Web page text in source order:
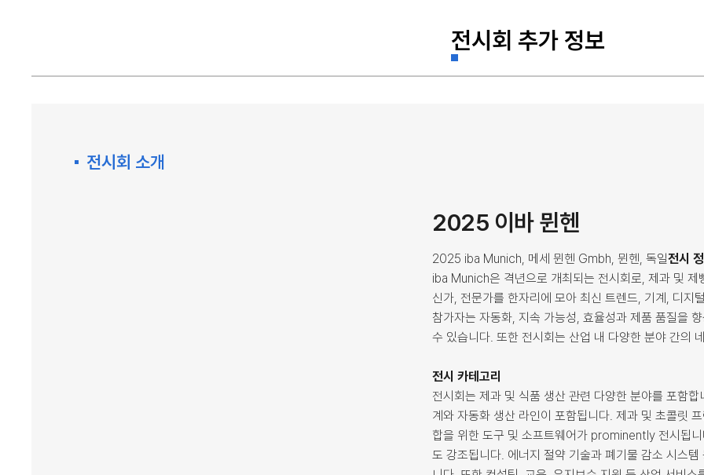
전시회 추가 정보
전시회 소개
2025 이바 뮌헨
2025 iba Munich, 메세 뮌헨 Gmbh, 뮌헨, 독일전시
iba Munich은 격년으로 개최되는 전시회로, 제과 및
신가, 전문가를 한자리에 모아 최신 트렌드, 기계, 디지
참가자는 자동화, 지속 가능성, 효율성과 제품 품질을
수 있습니다. 또한 전시회는 산업 내 다양한 분야 간의
전시 카테고리
전시회는 제과 및 식품 생산 관련 다양한 분야를 포함
계와 자동화 생산 라인이 포함됩니다. 제과 및 초콜릿
합을 위한 도구 및 소프트웨어가 prominently 전시됩
도 강조됩니다. 에너지 절약 기술과 폐기물 감소 시스